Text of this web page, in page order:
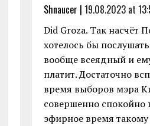
Shnaucer | 19.08.2023 at
Did Groza. Так насчёт
хотелось бы
вообще всеядный и
платит. Достаточно
время выборов мэра
совершенно спокойно
эфирное время такому